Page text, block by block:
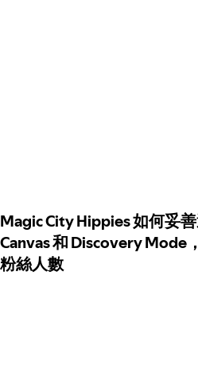
Magic City Hippies 如何妥善
Canvas 和 Discovery Mode
粉絲人數